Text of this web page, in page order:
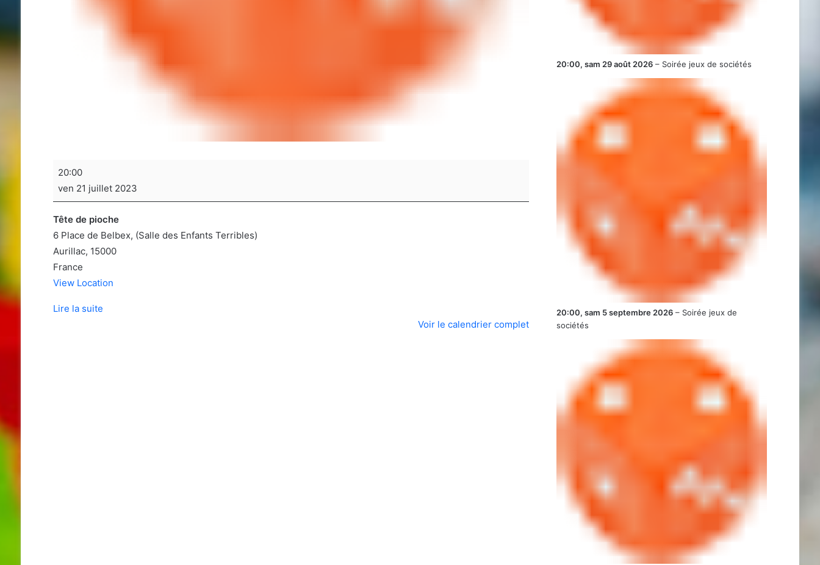
Soirée
de
sociétés
20:00
ven 21 juillet 2023
Tête de pioche
6 Place de Belbex (Salle des Enfants Terribles)
Aurillac, 15000
France
View Location
Lire la suite
Voir le calendrier complet
20:00, sam 29 août 2026 – Soirée jeux de sociétés
20:00, sam 5 septembre 2026 – Soirée jeux de
sociétés